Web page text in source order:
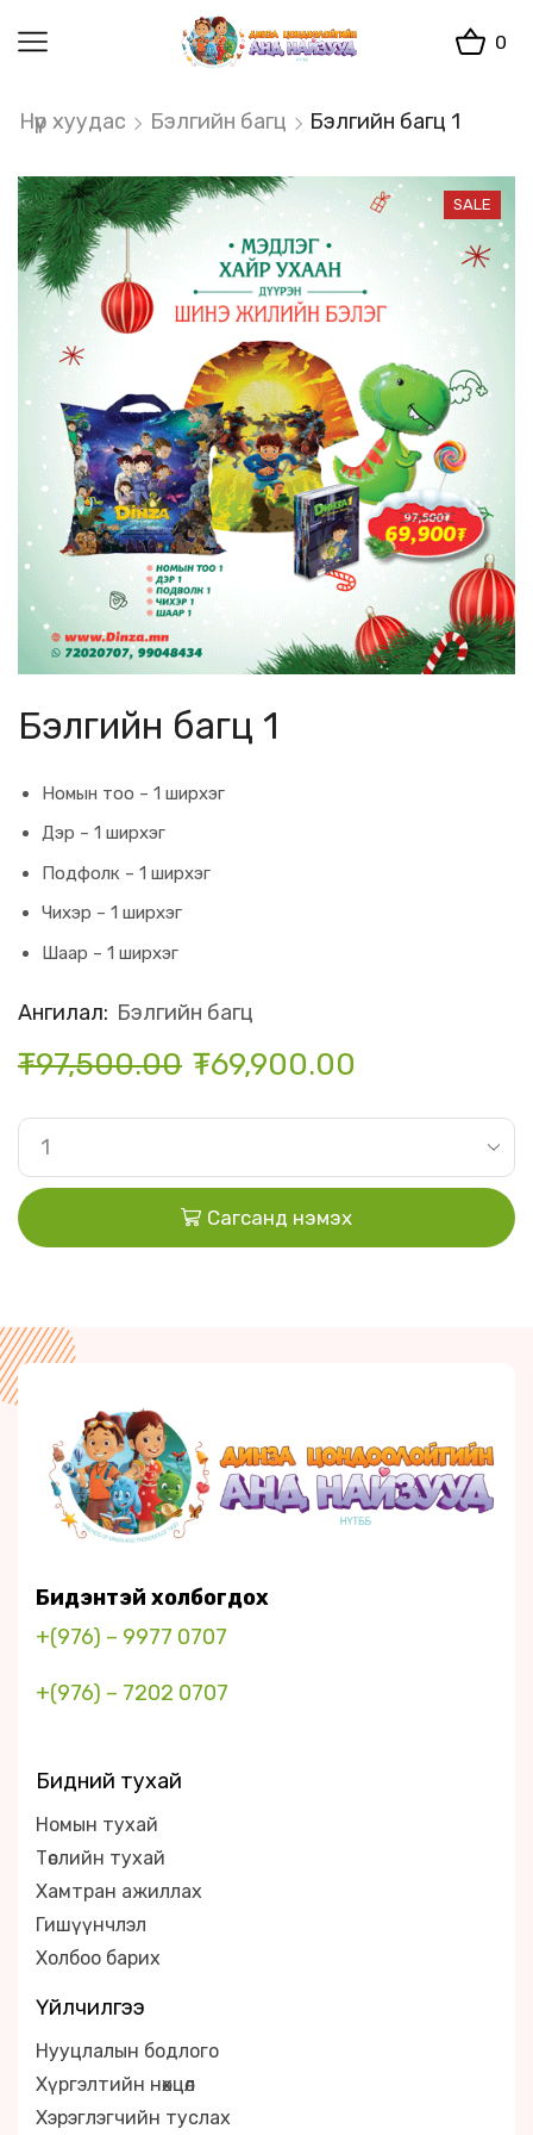
0
Нүүр хуудас Бэлгийн багц Бэлгийн багц 1
SALE
Бэлгийн багц 1
Номын тоо – 1 ширхэг
Дэр – 1 ширхэг
Подфолк – 1 ширхэг
Чихэр – 1 ширхэг
Шаар – 1 ширхэг
Ангилал: Бэлгийн багц
₮97,500.00 ₮69,900.00
Сагсанд нэмэх
Бидэнтэй холбогдох
+(976) – 9977 0707
+(976) – 7202 0707
Бидний тухай
Номын тухай
Төслийн тухай
Хамтран ажиллах
Гишүүнчлэл
Холбоо барих
Үйлчилгээ
Нууцлалын бодлого
Хүргэлтийн нөхцөл
Хэрэглэгчийн туслах